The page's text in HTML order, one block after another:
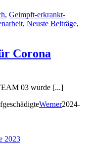
, Geimpft-erkrankt-
, Neuste Beiträge,
Corona
03 wurde [...]
Werner2024-
2023